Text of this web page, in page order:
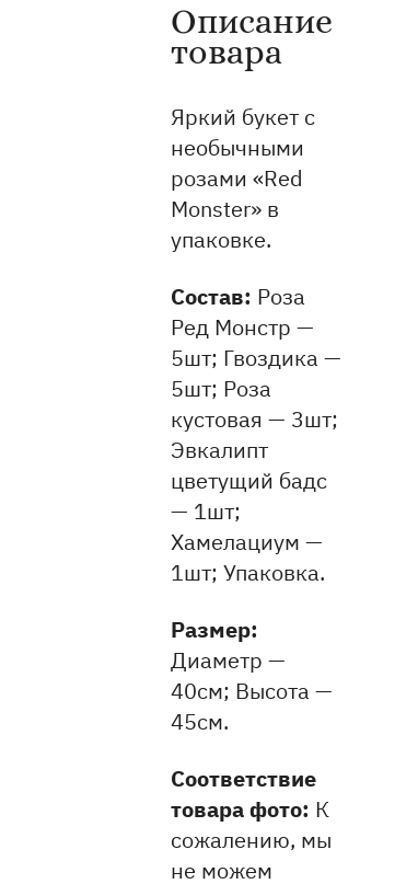
Информация о товаре и
Описание
товара
Яркий букет с
необычными
розами «Red
Monster» в
упаковке.
Состав: Роза
Ред Монстр —
5шт; Гвоздика —
5шт; Роза
кустовая — 3шт;
Эвкалипт
цветущий бадс
— 1шт;
Хамелациум —
1шт; Упаковка.
Pазмер:
Диаметр —
40см Высота —
45см
Соответствие
товара фото: К
сожалению, мы
не можем